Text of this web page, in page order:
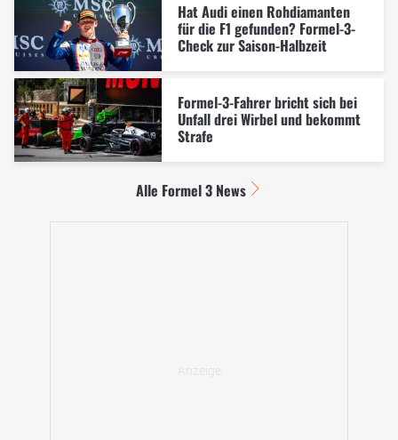
Hat Audi einen Rohdiamanten
für die F1 gefunden? Formel-3-
Check zur Saison-Halbzeit
Formel-3-Fahrer bricht sich bei
Unfall drei Wirbel und bekommt
Strafe
Alle Formel 3 News